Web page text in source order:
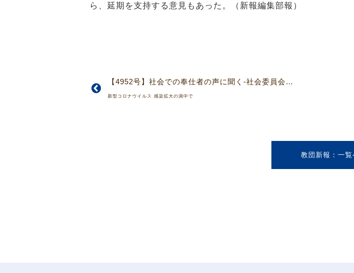
ら、延期を支持する意見もあった。（新報編集部報）
【4952号】社会での奉仕者の声に聞く-社会委員会が支援した活動の中から
新型コロナウイルス 感染拡大の渦中で
教団新報